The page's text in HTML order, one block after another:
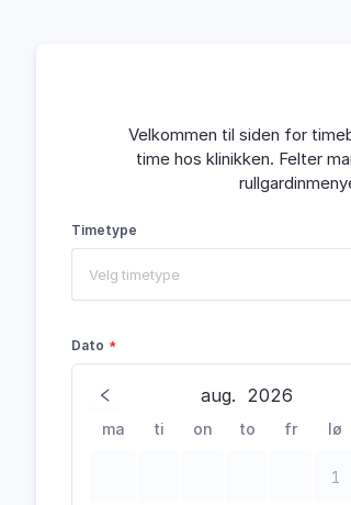
Velkommen til siden for
time hos klinikken. Felter
Timetype
Velg timetype
Dato
aug. 2026
ma ti on to fr lø
1